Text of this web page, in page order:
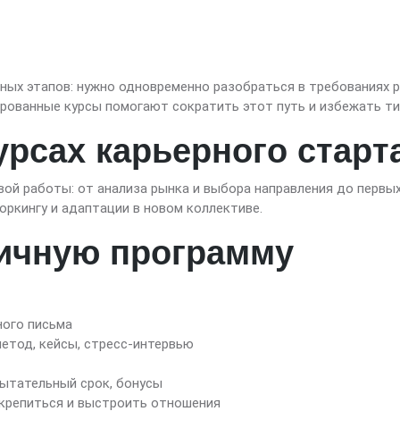
этапов: нужно одновременно разобраться в требованиях
курсы помогают сократить этот путь и избежать
карьерного
работы: от анализа рынка и выбора направления до
и адаптации в новом коллективе.
программу
письма
кейсы, стресс-интервью
срок, бонусы
и выстроить отношения